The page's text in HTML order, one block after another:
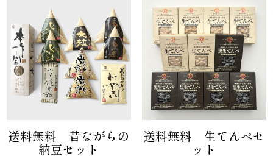
送料無料 昔ながらの
納豆セット
送料無料 生てんぺセ
ット